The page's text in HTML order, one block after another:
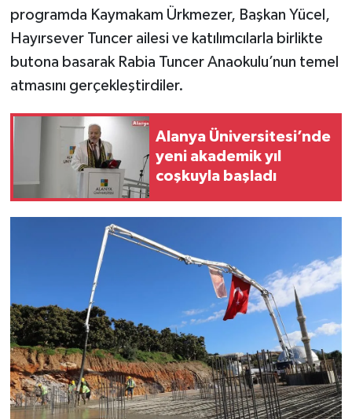
programda Kaymakam Ürkmezer, Başkan Yücel,
Hayırsever Tuncer ailesi ve katılımcılarla birlikte
butona basarak Rabia Tuncer Anaokulu’nun temel
atmasını gerçekleştirdiler.
Alanya Üniversitesi’nde
yeni akademik yıl
coşkuyla başladı